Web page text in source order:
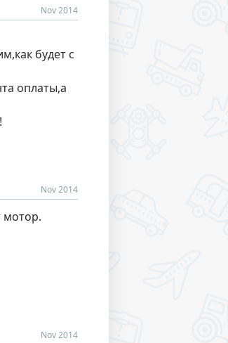
Nov 2014
будет с
оплаты,а
Nov 2014
мотор.
Nov 2014